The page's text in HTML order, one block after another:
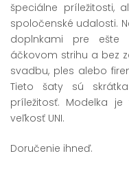
špeciálne príležitosti,
spoločenské udalosti.
doplnkami pre ešte
áčkovom strihu a bez
svadbu, ples alebo
Tieto šaty sú
príležitosť. Modelka
veľkosť UNI.
Doručenie ihneď.